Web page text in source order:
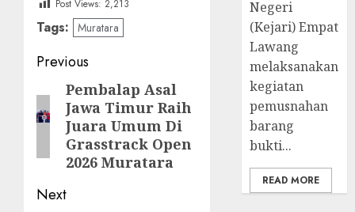
Post Views: 2,213
Tags: Muratara
Post
navigation
Previous
Previous
post:
Pembalap Asal
Jawa Timur Raih
Juara Umum Di
Grasstrack Open
2026 Muratara
Next
Negeri
(Kejari) Empat
Lawang
melaksanakan
kegiatan
pemusnahan
barang
bukti...
READ MORE